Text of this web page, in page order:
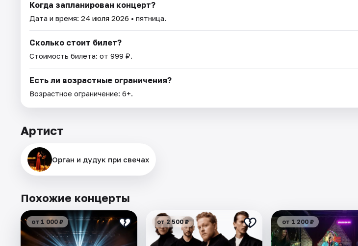
Когда запланирован концерт?
Дата и время: 24 июля 2026 • пятница.
Сколько стоит билет?
Стоимость билета: от 999 ₽.
Есть ли возрастные ограничения?
Возрастное ограничение: 6+.
Артист
Орган и дудук при свечах
Похожие концерты
от 1 000 ₽ от 2 500 ₽ от 1 200 ₽